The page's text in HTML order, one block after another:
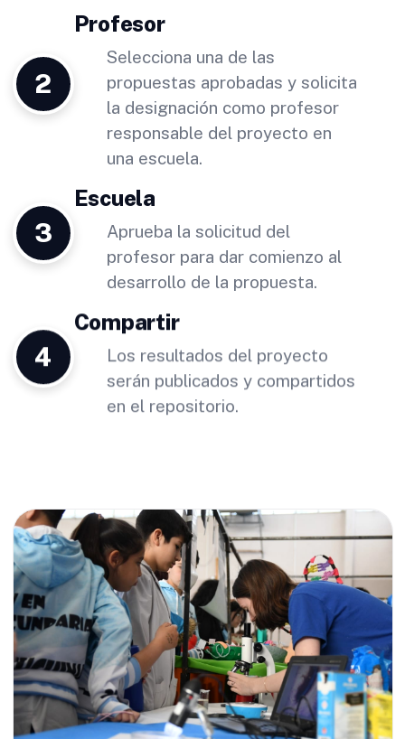
2
Profesor
Selecciona una de las
propuestas aprobadas y solicita
la designación como profesor
responsable del proyecto en
una escuela.
3
Escuela
Aprueba la solicitud del
profesor para dar comienzo al
desarrollo de la propuesta.
4
Compartir
Los resultados del proyecto
serán publicados y compartidos
en el repositorio.